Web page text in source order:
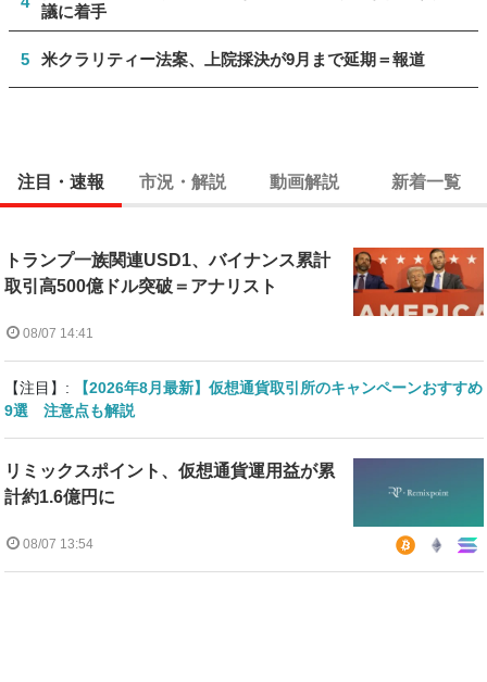
議に着手
5 米クラリティー法案、上院採決が9月まで延期＝報道
注目・速報 市況・解説 動画解説 新着一覧
トランプ一族関連USD1、バイナンス累計
取引高500億ドル突破＝アナリスト
08/07 14:41
【注目】:
【2026年8月最新】仮想通貨取引所のキャンペーンおすすめ
9選 注意点も解説
リミックスポイント、仮想通貨運用益が累
計約1.6億円に
08/07 13:54